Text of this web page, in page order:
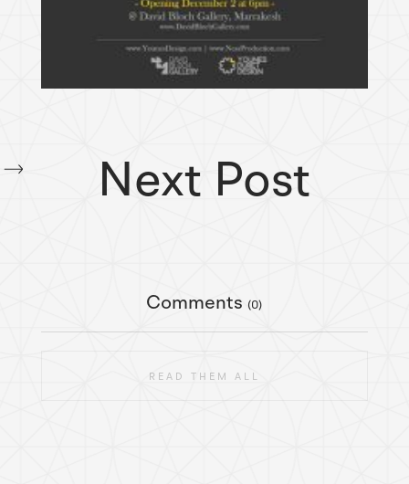
Next Post
Comments (0)
READ THEM ALL